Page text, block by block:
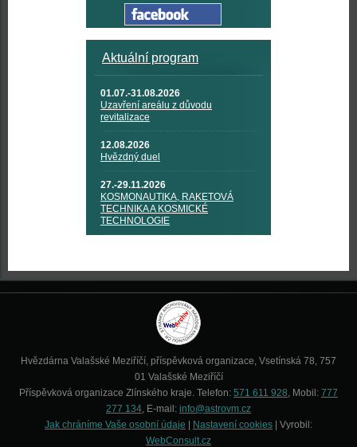
Aktuální program
01.07.-31.08.2026
Uzavření areálu z důvodu
revitalizace
12.08.2026
Hvězdný duel
27.-29.11.2026
KOSMONAUTIKA, RAKETOVÁ
TECHNIKA A KOSMICKÉ
TECHNOLOGIE
Hvězdárna Valašské Meziříčí, příspěvková organizace, Vsetínská 78, 757
01 Valašské Meziříčí
Příspěvková organizace Zlínského kraje. Telefon: 571 611 928, Mobil: 777
277 134, E-mail: info@astrovm.cz
Jak chráníme Vaše osobní údaje
Nastavení cookies | Vyrobil:
WebConsult.cz